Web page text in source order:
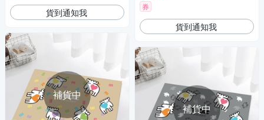
貨到通知我
補貨中
券
貨到通知我
補貨中